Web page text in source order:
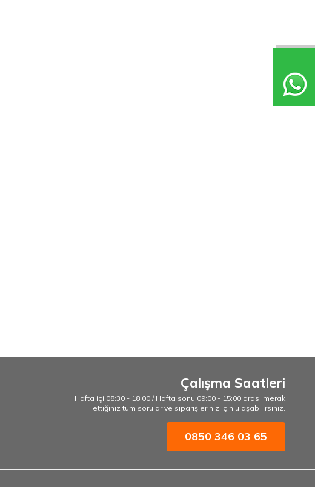
Çalışma Saatleri
Hafta içi 08:30 - 18:00 / Hafta sonu 09:00 - 15:00 arası merak
ettiğiniz tüm sorular ve siparişleriniz için ulaşabilirsiniz.
0850 346 03 65